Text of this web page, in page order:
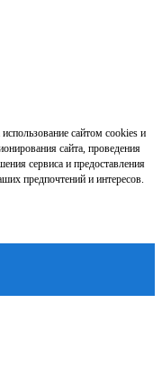
сайтом cookies и
сайта, проведения
сервиса и предоставления
предпочтений и интересов.